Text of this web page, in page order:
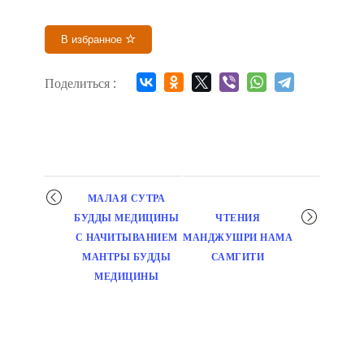
В избранное
Поделиться :
Мероприятие
навигация
МАЛАЯ СУТРА
БУДДЫ МЕДИЦИНЫ
С НАЧИТЫВАНИЕМ
МАНТРЫ БУДДЫ
МЕДИЦИНЫ
ЧТЕНИЯ
МАНДЖУШРИ НАМА
САМГИТИ